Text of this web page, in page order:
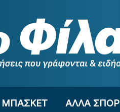
ΜΠΑΣΚΕΤ ΑΛΛΑ ΣΠΟΡ